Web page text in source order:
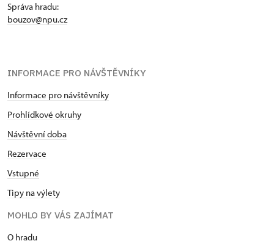
Správa hradu:
bouzov@npu.cz
INFORMACE PRO NÁVŠTĚVNÍKY
Informace pro návštěvníky
Prohlídkové okruhy
Návštěvní doba
Rezervace
Vstupné
Tipy na výlety
MOHLO BY VÁS ZAJÍMAT
O hradu